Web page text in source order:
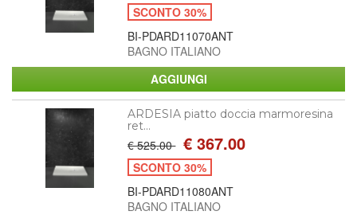
SCONTO 30%
BI-PDARD11070ANT
BAGNO ITALIANO
ARDESIA piatto doccia marmoresina
ret...
€ 525.00 € 367.00
SCONTO 30%
BI-PDARD11080ANT
BAGNO ITALIANO